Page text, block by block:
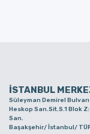
İSTANBUL
Süleyman Demirel
Heskop San.Sit.S.1 Blok
San.
Başakşehir/ İstanbul/